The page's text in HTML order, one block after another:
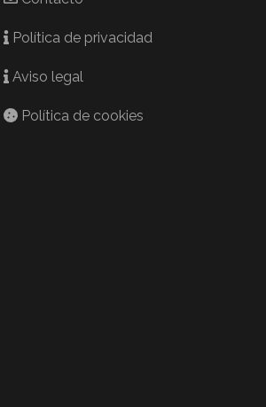
Política de privacidad
Aviso legal
Política de cookies